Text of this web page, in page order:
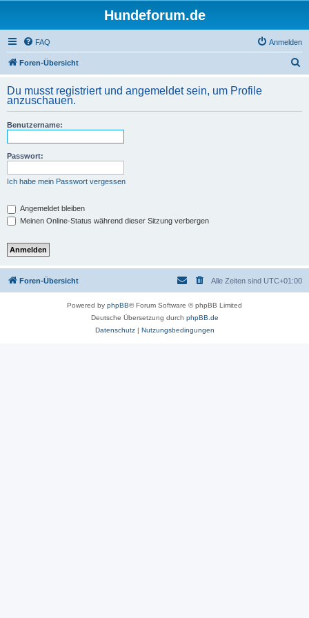
Hundeforum.de
FAQ Anmelden
Foren-Übersicht
h
Du musst registriert und angemeldet sein, um Profile
anzuschauen.
Benutzername:
Passwort:
Ich habe mein Passwort vergessen
Angemeldet bleiben
Meinen Online-Status während dieser Sitzung verbergen
Foren-Übersicht Alle Zeiten sind UTC+01:00
Powered by phpBB® Forum Software © phpBB Limited
Deutsche Übersetzung durch phpBB.de
Datenschutz| Nutzungsbedingungen